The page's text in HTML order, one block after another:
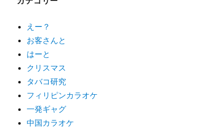
えー？
お客さんと
はーと
クリスマス
タバコ研究
フィリピンカラオケ
一発ギャグ
中国カラオケ